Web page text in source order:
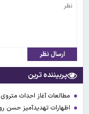
ارسال نظر
پربیننده ترین
مطالعات آغاز احداث
اظهارات تهدیدآمیز حسن